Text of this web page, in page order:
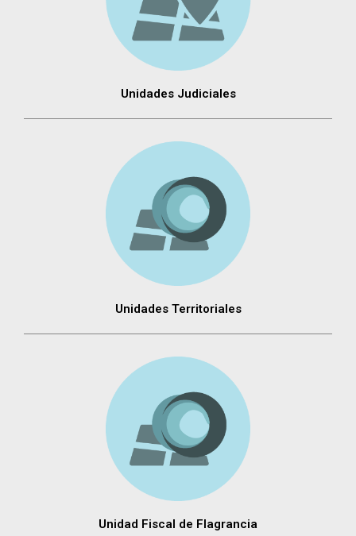
Unidades Judiciales
Unidades Territoriales
Unidad Fiscal de Flagrancia